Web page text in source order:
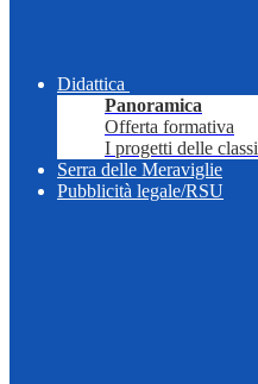
Didattica
Panoramica
Offerta formativa
I progetti delle classi
Serra delle Meraviglie
Pubblicità legale/RSU